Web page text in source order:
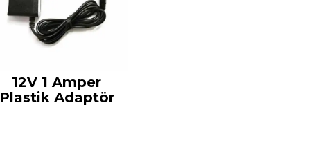
12V 1 Amper
Plastik Adaptör